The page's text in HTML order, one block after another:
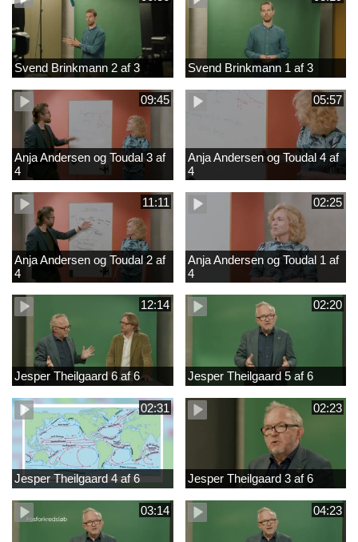
Svend Brinkmann 2 af 3 Svend Brinkmann 1 af 3
09:45
Anja Andersen og Toudal 3 af
4
05:57
Anja Andersen og Toudal 4 af
4
11:11
Anja Andersen og Toudal 2 af
4
02:25
Anja Andersen og Toudal 1 af
4
12:14
Jesper Theilgaard 6 af 6
02:20
Jesper Theilgaard 5 af 6
02:31
Jesper Theilgaard 4 af 6
02:23
Jesper Theilgaard 3 af 6
03:14 04:23